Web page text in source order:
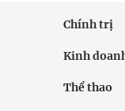
Chính trị
Kinh
Thể thao